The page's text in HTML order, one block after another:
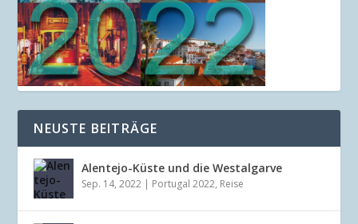
NEUSTE BEITRÄGE
Alentejo-Küste und die Westalgarve
Sep. 14, 2022 | Portugal 2022, Reise